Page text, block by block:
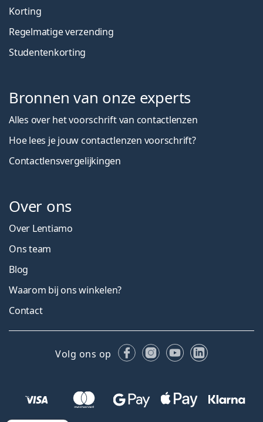
Korting
Regelmatige verzending
Studentenkorting
Bronnen van onze experts
Alles over het voorschrift van contactlenzen
Hoe lees je jouw contactlenzen voorschrift?
Contactlensvergelijkingen
Over ons
Over Lentiamo
Ons team
Blog
Waarom bij ons winkelen?
Contact
Volg ons op FacebookInstagram
YouTubeLinkedIn